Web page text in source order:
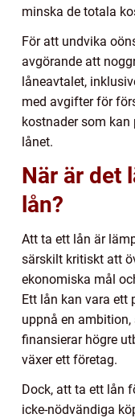
minska de totala
För att undvika
avgörande att
låneavtalet,
med avgifter för
kostnader som
lånet.
När är det
lån?
Att ta ett lån är
särskilt kritiskt att
ekonomiska mål
Ett lån kan vara ett
uppnå en
finansierar högre
växer ett företag.
Dock, att ta ett lån
icke-nödvändiga